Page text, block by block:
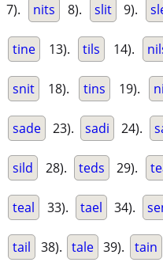
7). nits 8). slit 9).
tine 13). tils 14).
snit 18). tins 19).
sade 23). sadi 24).
sild 28). teds 29).
teal 33). tael 34).
tail 38). tale 39). tain